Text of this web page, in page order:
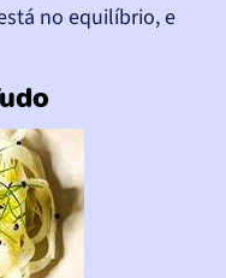
no equilíbrio, e